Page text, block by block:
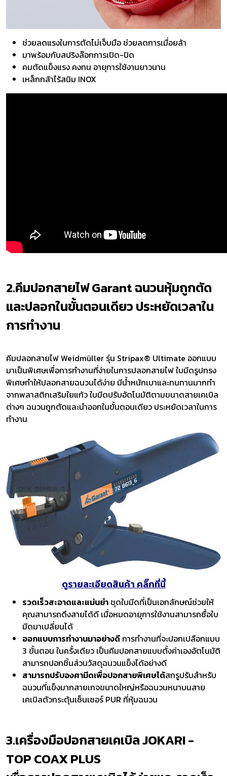
ช่วยลดแรงในการตัดไม่เจ็บมือ ช่วยลดการเมื่อยล้า
มาพร้อมกับสปริงล๊อกการเปิด-ปิด
คมตัดแข็งแรง คงทน อายุการใช้งานยาวนาน
เหล็กกล้าไร้สนิม INOX
2.คีมปอกสายไฟ Garant ฉนวนหุ้มถูกตัด
และปลอกในขั้นตอนเดียว ประหยัดเวลาใน
การทำงาน
คีมปลอกสายไฟ Weidmüller รุ่น Stripax® Ultimate ออกแบบ
มาเป็นพิเศษเพื่อการทำงานที่ง่ายในการปลอกสายไฟ ใบมีดรูปทรง
พิเศษทำให้ปลอกสายฉนวนได้ง่าย มีน้ำหนักเบาและทนทานมากทำ
จากพลาสติกเสริมใยแก้ว ใบมีดปรับอัตโนมัติตามขนาดสายเคเบิล
ต่างๆ ฉนวนถูกตัดและนำออกในขั้นตอนเดียว ประหยัดเวลาในการ
ทำงาน
ดูรายละเอียดสินค้า คลิ๊กที่นี้
รวดเร็วสะอาดและแม่นยำชุดใบมีดที่เป็นเอกลักษณ์ช่วยให้
คุณสามารถดึงสายได้ดี เมื่อหมดอายุการใช้งานสามารถซื้อใบ
มีดมาเปลี่ยนได้
ออกแบบการทำงานมาอย่างดีการทำงานที่จะปอกเปลือกแบบ
3 ขั้นตอน ในครั้งเดียว เป็นคีมปอกสายแบบตั้งค่าเองอัตโนมัติ
สามารถปอกชิ้นส่วนวัสดุฉนวนแข็งได้อย่างดี
สามารถปรับองศามีดเพื่อปอกสายพิเศษได้สกรูปรับสำหรับ
ฉนวนที่แข็งมากสายเกจขนาดใหญ่หรือฉนวนหนาบนสาย
เคเบิลตัวกระตุ้นเซ็นเซอร์ PUR ที่หุ้มฉนวน
3.เครื่องมือปอกสายเคเบิล JOKARI -
TOP COAX PLUS